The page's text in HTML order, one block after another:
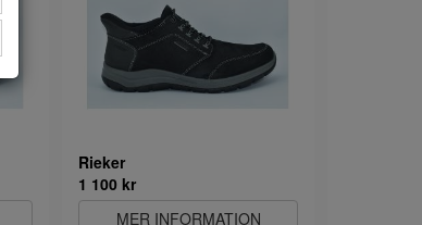
Rieker
1 100 kr
MER INFORMATION